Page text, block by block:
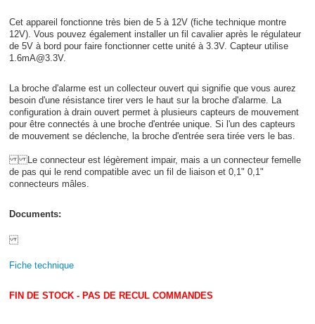
Cet appareil fonctionne très bien de 5 à 12V (fiche technique montre
12V). Vous pouvez également installer un fil cavalier après le régulateur
de 5V à bord pour faire fonctionner cette unité à 3.3V. Capteur utilise
1.6mA@3.3V.
La broche d'alarme est un collecteur ouvert qui signifie que vous aurez
besoin d'une résistance tirer vers le haut sur la broche d'alarme. La
configuration à drain ouvert permet à plusieurs capteurs de mouvement
pour être connectés à une broche d'entrée unique. Si l'un des capteurs
de mouvement se déclenche, la broche d'entrée sera tirée vers le bas.
Le connecteur est légèrement impair, mais a un connecteur femelle
de pas qui le rend compatible avec un fil de liaison et 0,1" 0,1"
connecteurs mâles.
Documents:
Fiche technique
FIN DE STOCK - PAS DE RECUL COMMANDES